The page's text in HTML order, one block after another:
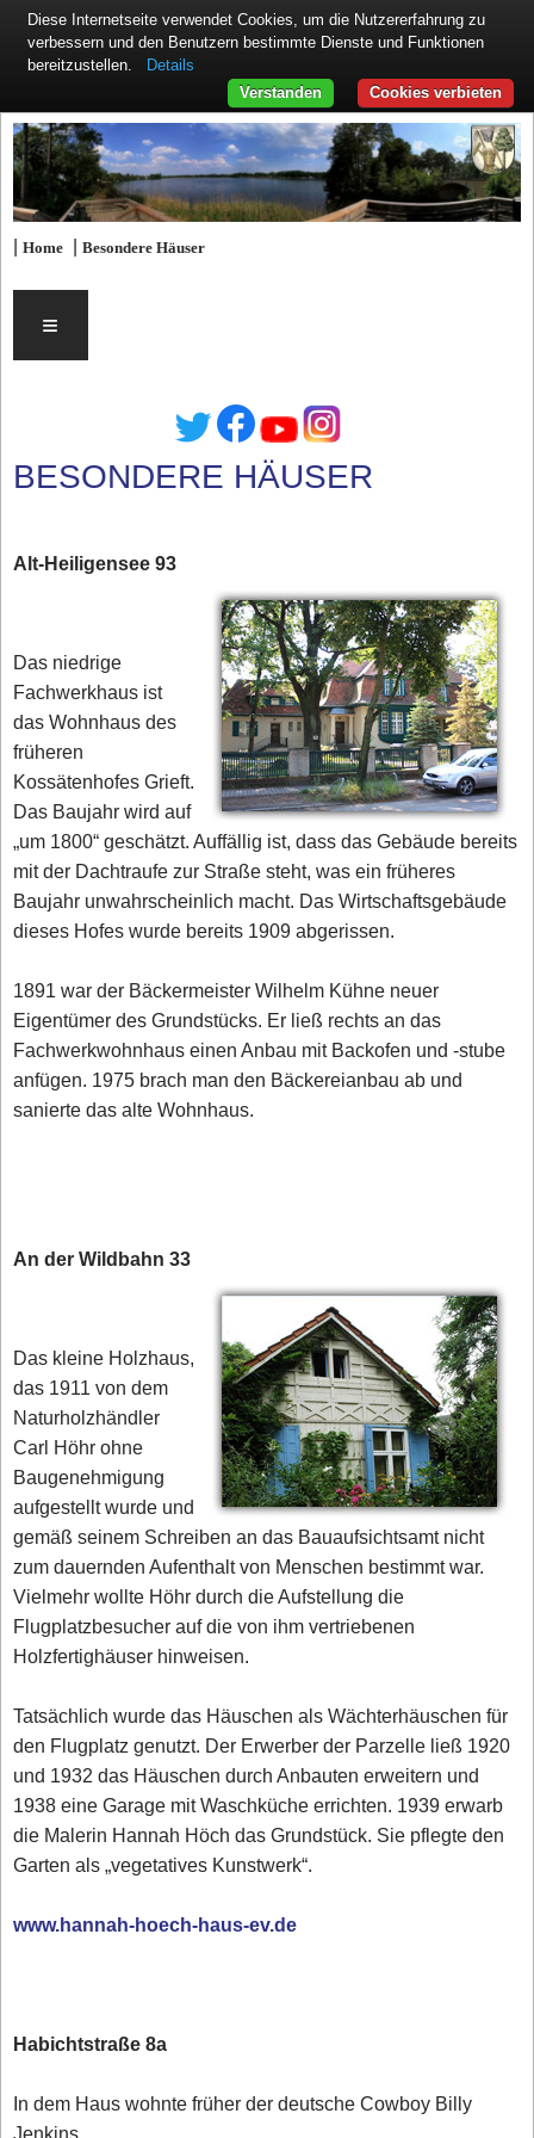
|Home |Besondere Häuser
≡
BESONDERE HÄUSER
Alt-Heiligensee 93
Das niedrige
Fachwerkhaus ist
das Wohnhaus des
früheren
Kossätenhofes Grieft.
Das Baujahr wird auf
„um 1800“ geschätzt. Auffällig ist, dass das Gebäude bereits
mit der Dachtraufe zur Straße steht, was ein früheres
Baujahr unwahrscheinlich macht. Das Wirtschaftsgebäude
dieses Hofes wurde bereits 1909 abgerissen.
1891 war der Bäckermeister Wilhelm Kühne neuer
Eigentümer des Grundstücks. Er ließ rechts an das
Fachwerkwohnhaus einen Anbau mit Backofen und -stube
anfügen. 1975 brach man den Bäckereianbau ab und
sanierte das alte Wohnhaus.
An der Wildbahn 33
Das kleine Holzhaus,
das 1911 von dem
Naturholzhändler
Carl Höhr ohne
Baugenehmigung
aufgestellt wurde und
gemäß seinem Schreiben an das Bauaufsichtsamt nicht
zum dauernden Aufenthalt von Menschen bestimmt war.
Vielmehr wollte Höhr durch die Aufstellung die
Flugplatzbesucher auf die von ihm vertriebenen
Holzfertighäuser hinweisen.
Tatsächlich wurde das Häuschen als Wächterhäuschen für
den Flugplatz genutzt. Der Erwerber der Parzelle ließ 1920
und 1932 das Häuschen durch Anbauten erweitern und
1938 eine Garage mit Waschküche errichten. 1939 erwarb
die Malerin Hannah Höch das Grundstück. Sie pflegte den
Garten als „vegetatives Kunstwerk“.
www.hannah-hoech-haus-ev.de
Habichtstraße 8a
In dem Haus wohnte früher der deutsche Cowboy Billy
Diese Internetseite verwendet Cookies, um die Nutzererfahrung zu
verbessern und den Benutzern bestimmte Dienste und Funktionen
bereitzustellen.
Details
Cookies verbieten
Verstanden